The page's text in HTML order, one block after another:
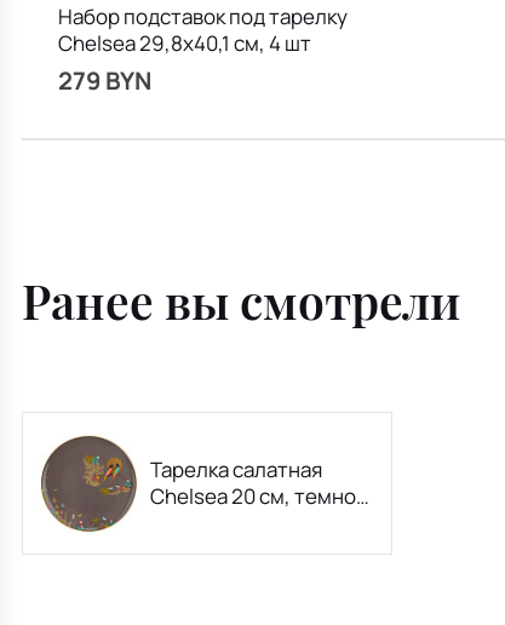
Набор подставок под тарелку
Chelsea 29,8х40,1 см, 4 шт
279 BYN
Ранее вы смотрели
Тарелка салатная
Chelsea 20 см, темно-